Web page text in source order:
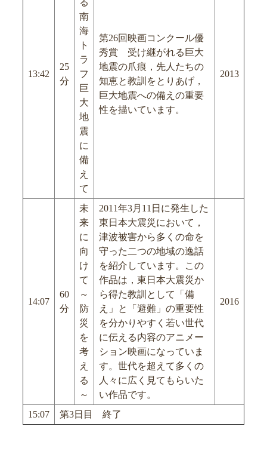
13:42
25
分
る
南
海
ト
ラ
フ
巨
大
地
震
に
備
え
て
第26回映画コンクール優
秀賞 受け継がれる巨大
地震の爪痕，先人たちの
知恵と教訓をとりあげ，
巨大地震への備えの重要
性を描いています。
2013
14:07
60
分
未
来
に
向
け
て
～
防
災
を
考
え
る
～
2011年3月11日に発生した
東日本大震災において，
津波被害から多くの命を
守った二つの地域の逸話
を紹介しています。この
作品は，東日本大震災か
ら得た教訓として「備
え」と「避難」の重要性
を分かりやすく若い世代
に伝える内容のアニメー
ション映画になっていま
す。世代を超えて多くの
人々に広く見てもらいた
い作品です。
2016
15:07 第3日目 終了